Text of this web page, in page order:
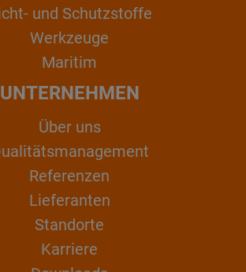
und Schutzstoffe
Werkzeuge
Maritim
UNTERNEHMEN
Über uns
Referenzen
Lieferanten
Standorte
Karriere